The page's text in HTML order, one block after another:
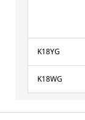
K18YG
K18WG